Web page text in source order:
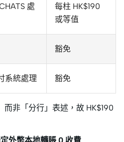
處
每柱 HK$190
或等值
豁免
系統處理 豁免
非「分行」表述，故 HK$190